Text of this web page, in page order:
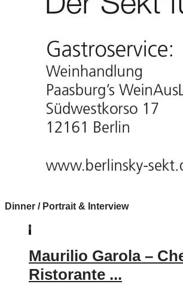
Dinner / Portrait & Interview
Maurilio Garola –
Ristorante ...